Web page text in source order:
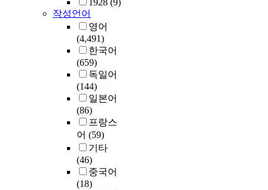
1928 (9)
작성언어
영어
(4,491)
한국어
(659)
독일어
(144)
일본어
(86)
프랑스
어 (59)
기타
(46)
중국어
(18)